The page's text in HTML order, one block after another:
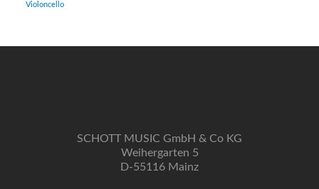
Violoncello
SCHOTT MUSIC GmbH & Co KG
Weihergarten 5
D-55116 Mainz